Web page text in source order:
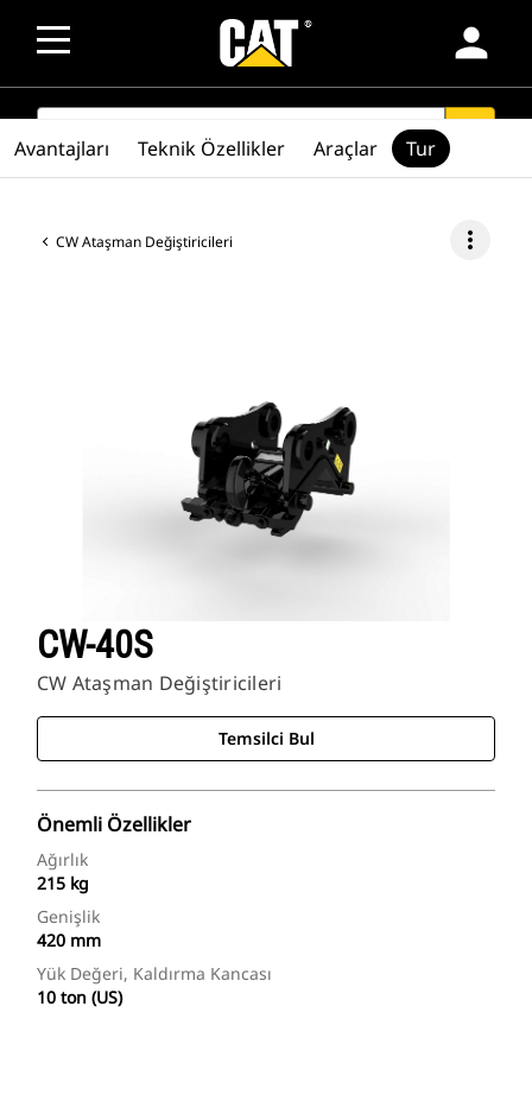
person
SEARCH
CW Ataşman Değiştiricileri more_vert
CW-40S
CW Ataşman Değiştiricileri
Temsilci Bul
Önemli Özellikler
Ağırlık
215 kg
Genişlik
420 mm
Yük Değeri, Kaldırma Kancası
10 ton (US)
Avantajları Teknik Özellikler Araçlar Tur